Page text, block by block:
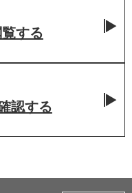
する
認する